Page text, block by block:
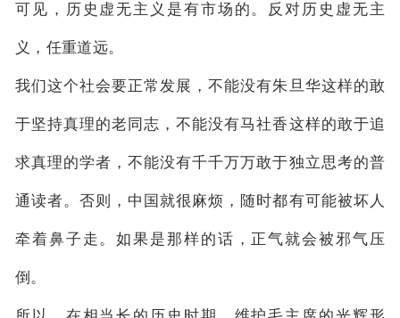
可见，历史虚无主义是有市场的。反对历史虚无主
义，任重道远。
我们这个社会要正常发展，不能没有朱旦华这样的敢
于坚持真理的老同志，不能没有马社香这样的敢于追
求真理的学者，不能没有千千万万敢于独立思考的普
通读者。否则，中国就很麻烦，随时都有可能被坏人
牵着鼻子走。如果是那样的话，正气就会被邪气压
倒。